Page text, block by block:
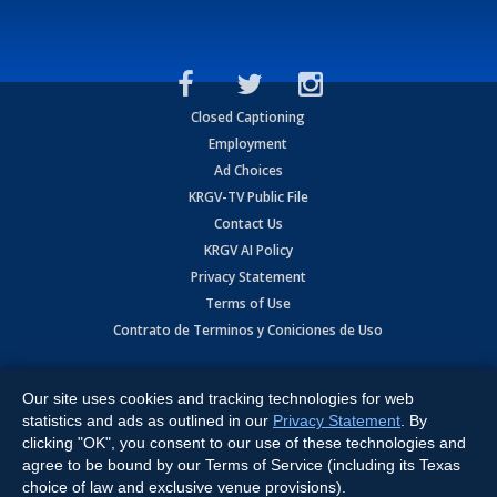
Closed Captioning
Employment
Ad Choices
KRGV-TV Public File
Contact Us
KRGV AI Policy
Privacy Statement
Terms of Use
Contrato de Terminos y Coniciones de Uso
Expressway, Weslaco, TX 78596.
All Rights Reserved. Powered by:Ruby Shore Software
Our site uses cookies and tracking technologies for web
statistics and ads as outlined in our Privacy Statement . By
clicking "OK", you consent to our use of these technologies and
agree to be bound by our Terms of Service (including its Texas
choice of law and exclusive venue provisions).